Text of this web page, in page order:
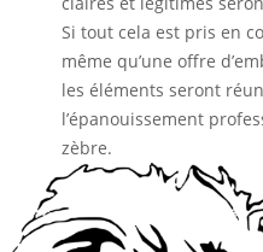
Si tout cela est pris en
même qu’une offre
les éléments seront
l’épanouissement
zèbre.